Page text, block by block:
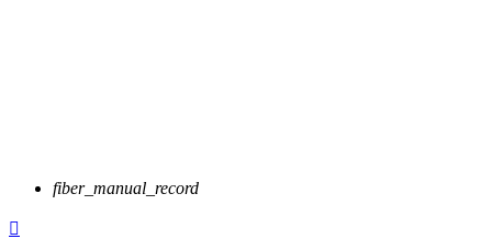
fiber_manual_record
